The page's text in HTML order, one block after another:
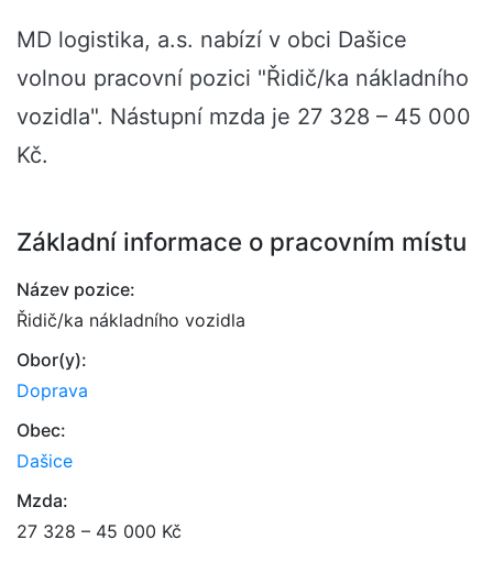
MD logistika, a.s. nabízí v obci Dašice
volnou pracovní pozici "Řidič/ka nákladního
vozidla". Nástupní mzda je 27 328 – 45 000
Kč.
Základní informace o pracovním místu
Název pozice:
Řidič/ka nákladního vozidla
Obor(y):
Doprava
Obec:
Dašice
Mzda:
27 328 – 45 000 Kč